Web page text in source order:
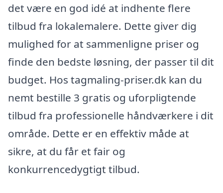
det være en god idé at indhente flere
tilbud fra lokalemalere. Dette giver dig
mulighed for at sammenligne priser og
finde den bedste løsning, der passer til dit
budget. Hos tagmaling-priser.dk kan du
nemt bestille 3 gratis og uforpligtende
tilbud fra professionelle håndværkere i dit
område. Dette er en effektiv måde at
sikre, at du får et fair og
konkurrencedygtigt tilbud.